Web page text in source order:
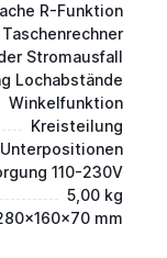
R-Funktion
Stromausfall
Lochabstände
Winkelfunktion
Kreisteilung
110-230V
5,00 kg
mm